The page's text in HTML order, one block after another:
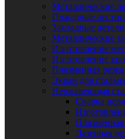
Металлические
Пожарные
Закладные детали
Металлические
Изготовление
Изготовление
Плазменная
Экран для
Нержавеющая
Сварка
Лазерная